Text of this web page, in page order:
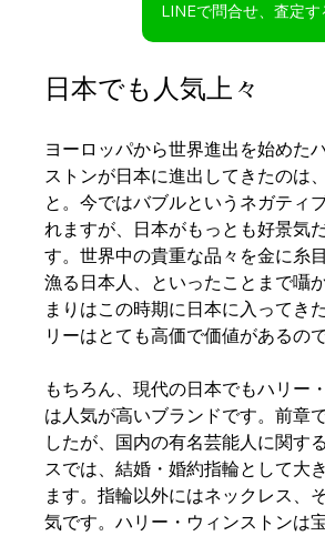
LINEで問合せ、査定す
日本でも人気上々
ヨーロッパから世界進出を始めた
ストンが日本に進出してきたのは
と。今ではバブルというネガティ
れますが、日本がもっとも好景気
す。世界中の貴重な品々を金に糸
漁る日本人、といったことまで囁
まりはこの時期に日本に入ってき
リーはとても高価で価値があるので
もちろん、現代の日本でもハリー
は人気が高いブランドです。前章
したが、国内の有名芸能人に関す
スでは、結婚・婚約指輪として大
ます。指輪以外にはネックレス、
気です。ハリー・ウィンストンは